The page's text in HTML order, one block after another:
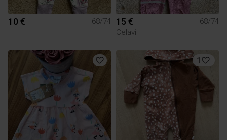
10 € 68/74 15 €
68/74
Celavi
1